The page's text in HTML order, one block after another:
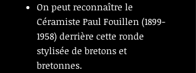
On peut reconnaître le
Céramiste Paul Fouillen (1899-
1958) derrière cette ronde
stylisée de bretons et
bretonnes.